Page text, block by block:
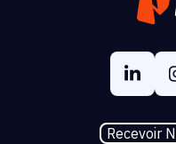
Recevoir